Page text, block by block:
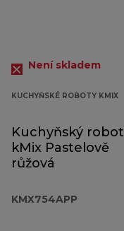
Není skladem
KUCHYŇSKÉ ROBOTY KMIX
Kuchyňský robot
kMix Pastelově
růžová
KMX754APP